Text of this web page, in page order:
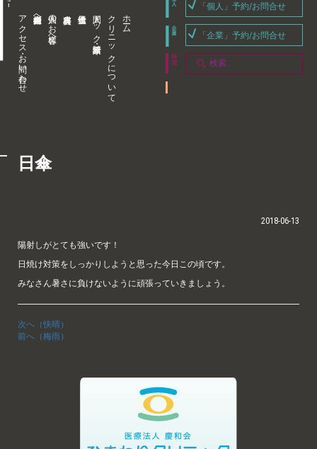
アクセス・お問い合わせ 企業内担当者様へ 個人のお客様へ 人間ドック・健康診断 クリニックについて ホーム
「個人」予約/お問合せ
「企業」予約/お問合せ
日傘
2018-06-13
陽射しがとても強いです！
日焼け対策をしっかりしようと思った今日この頃です。
みなさん暑さに負けないように頑張っていきましょう。
次へ（快晴）
前へ（梅雨）